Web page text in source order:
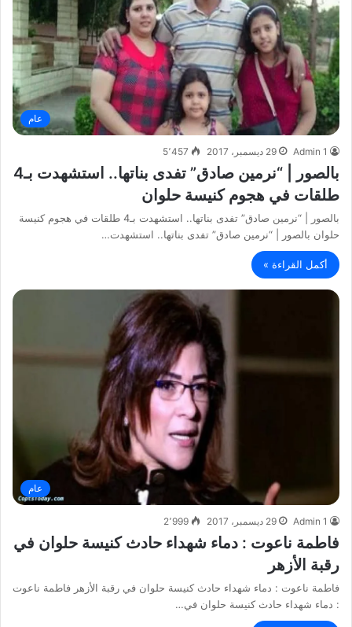
عام
Admin 1 29 ديسمبر، 2017 5٬457
بالصور | “نرمين صادق” تفدى بناتها.. استشهدت بـ4
طلقات في هجوم كنيسة حلوان
بالصور | “نرمين صادق” تفدى بناتها.. استشهدت بـ4 طلقات في هجوم كنيسة
حلوان بالصور | “نرمين صادق” تفدى بناتها.. استشهدت…
أكمل القراءة »
عام
Admin 1 29 ديسمبر، 2017 2٬999
فاطمة ناعوت : دماء شهداء حادث كنيسة حلوان في
رقبة الأزهر
فاطمة ناعوت : دماء شهداء حادث كنيسة حلوان في رقبة الأزهر فاطمة ناعوت
: دماء شهداء حادث كنيسة حلوان في…